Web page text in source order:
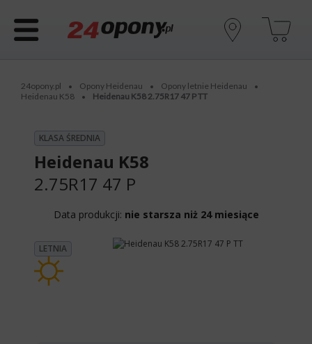
24opony.pl • Opony Heidenau • Opony letnie Heidenau •
Heidenau K58 • Heidenau K58 2.75R17 47 P TT
KLASA ŚREDNIA
Heidenau K58
2.75R17 47 P
Data produkcji: nie starsza niż 24 miesiące
LETNIA